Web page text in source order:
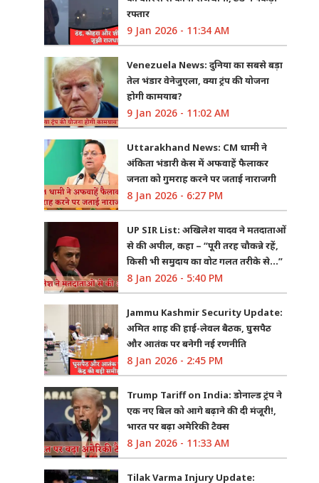
रफ्तार
9 Jan 2026 - 11:34 AM
Venezuela News: दुनिया का सबसे बड़ा
तेल भंडार वेनेजुएला, क्या ट्रंप की योजना
होगी कामयाब?
9 Jan 2026 - 11:02 AM
Uttarakhand News: CM धामी ने
अंकिता भंडारी केस में अफवाहें फैलाकर
जनता को गुमराह करने पर जताई नाराजगी
8 Jan 2026 - 6:27 PM
UP SIR List: अखिलेश यादव ने मतदाताओं
से की अपील, कहा – “पूरी तरह चौकन्ने रहें,
किसी भी समुदाय का वोट गलत तरीके से…”
8 Jan 2026 - 5:40 PM
Jammu Kashmir Security Update:
अमित शाह की हाई-लेवल बैठक, घुसपैठ
और आतंक पर बनेगी नई रणनीति
8 Jan 2026 - 2:45 PM
Trump Tariff on India: डोनाल्ड ट्रंप ने
एक नए बिल को आगे बढ़ाने की दी मंजूरी!,
भारत पर बढ़ा अमेरिकी टैक्स
8 Jan 2026 - 11:33 AM
Tilak Varma Injury Update: